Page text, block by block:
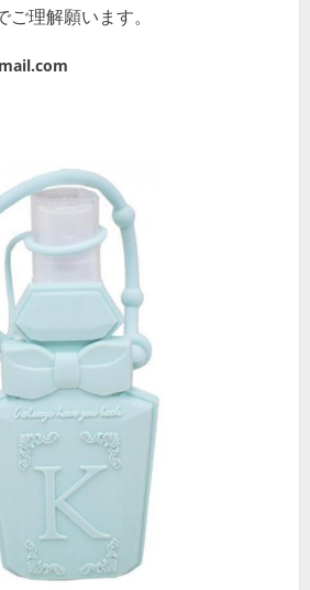
理解願います。